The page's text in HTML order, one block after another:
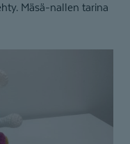
Mäsä-nallen tarina